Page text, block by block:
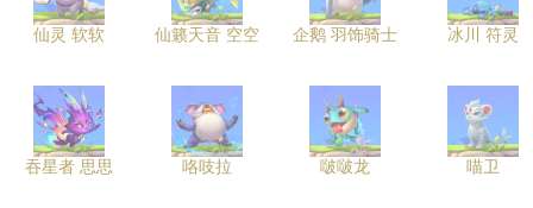
仙灵 软软 仙籁天音 空空 企鹅 羽饰骑士 冰川 符灵
吞星者 思思 咯吱拉 啵啵龙 喵卫